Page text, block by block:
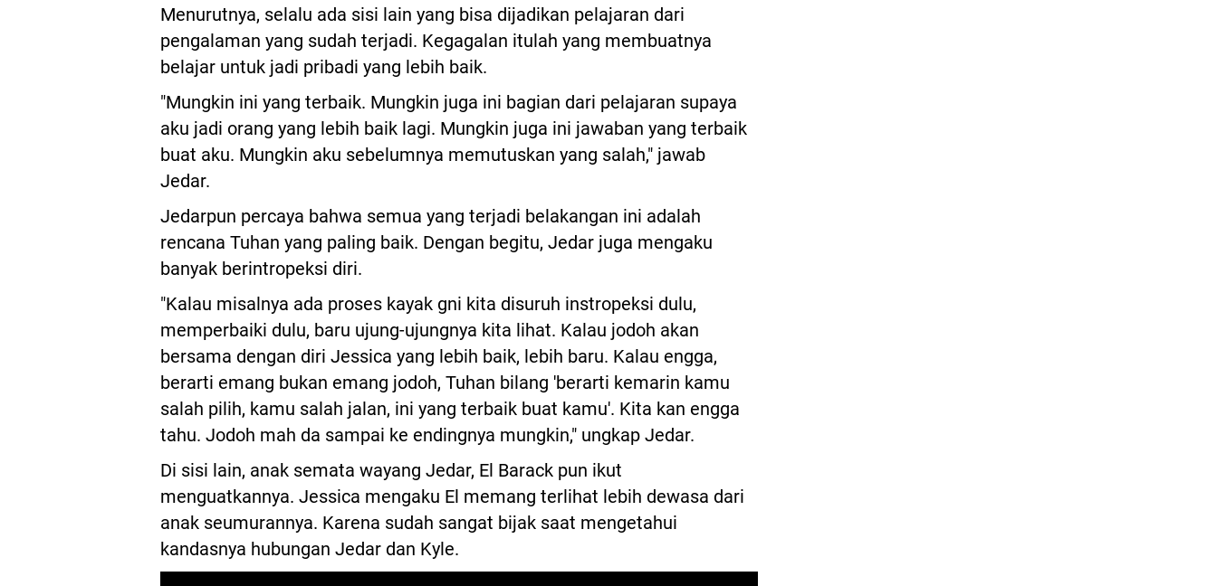
Menurutnya, selalu ada sisi lain yang bisa dijadikan pelajaran dari
pengalaman yang sudah terjadi. Kegagalan itulah yang membuatnya
belajar untuk jadi pribadi yang lebih baik.
"Mungkin ini yang terbaik. Mungkin juga ini bagian dari pelajaran supaya
aku jadi orang yang lebih baik lagi. Mungkin juga ini jawaban yang terbaik
buat aku. Mungkin aku sebelumnya memutuskan yang salah," jawab
Jedar.
Jedarpun percaya bahwa semua yang terjadi belakangan ini adalah
rencana Tuhan yang paling baik. Dengan begitu, Jedar juga mengaku
banyak berintropeksi diri.
"Kalau misalnya ada proses kayak gni kita disuruh instropeksi dulu,
memperbaiki dulu, baru ujung-ujungnya kita lihat. Kalau jodoh akan
bersama dengan diri Jessica yang lebih baik, lebih baru. Kalau engga,
berarti emang bukan emang jodoh, Tuhan bilang 'berarti kemarin kamu
salah pilih, kamu salah jalan, ini yang terbaik buat kamu'. Kita kan engga
tahu. Jodoh mah da sampai ke endingnya mungkin," ungkap Jedar.
Di sisi lain, anak semata wayang Jedar, El Barack pun ikut
menguatkannya. Jessica mengaku El memang terlihat lebih dewasa dari
anak seumurannya. Karena sudah sangat bijak saat mengetahui
kandasnya hubungan Jedar dan Kyle.